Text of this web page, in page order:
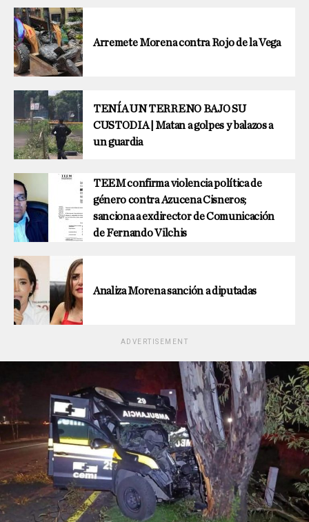
Arremete Morena contra Rojo de la Vega
TENÍA UN TERRENO BAJO SU
CUSTODIA | Matan a golpes y balazos a
un guardia
TEEM confirma violencia política de
género contra Azucena Cisneros;
sanciona a exdirector de Comunicación
de Fernando Vilchis
Analiza Morena sanción a diputadas
ADVERTISEMENT